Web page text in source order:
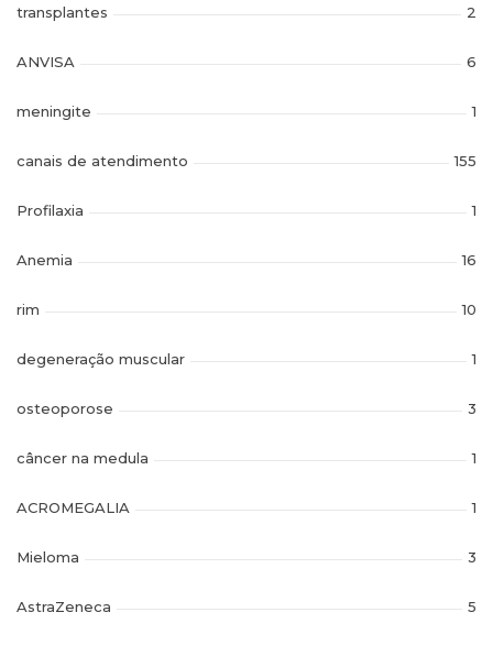
transplantes 2
ANVISA 6
meningite 1
canais de atendimento 155
Profilaxia 1
Anemia 16
rim 10
degeneração muscular 1
osteoporose 3
câncer na medula 1
ACROMEGALIA 1
Mieloma 3
AstraZeneca 5